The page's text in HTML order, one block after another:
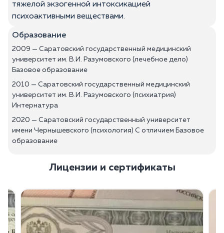
тяжелой экзогенной интоксикацией
психоактивными веществами.
Образование
2009 — Саратовский государственный медицинский
университет им. В.И. Разумовского (лечебное дело)
Базовое образование
2010 — Саратовский государственный медицинский
университет им. В.И. Разумовского (психиатрия)
Интернатура
2020 — Саратовский государственный университет
имени Чернышевского (психология) С отличием Базовое
образование
Лицензии и сертификаты